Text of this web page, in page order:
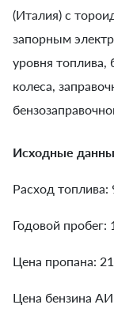
(Италия) с
запорным
уровня топлива,
колеса,
Исходные
Расход топлива:
Годовой пробег:
Цена пропана:
Цена бензина